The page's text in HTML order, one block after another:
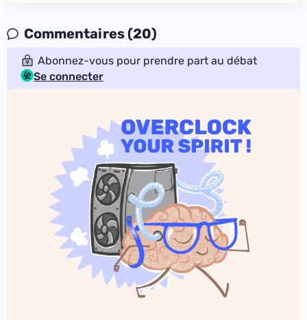
Commentaires (20)
Abonnez-vous pour prendre part au débat
Se connecter